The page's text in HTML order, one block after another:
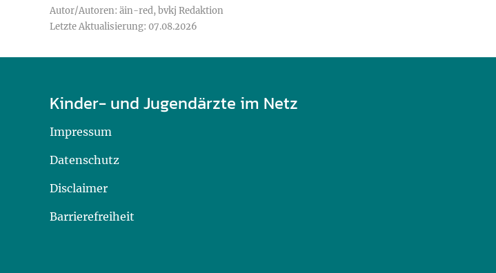
Autor/Autoren: äin-red, bvkj Redaktion
Letzte Aktualisierung: 07.08.2026
Kinder- und Jugendärzte im Netz
Impressum
Datenschutz
Disclaimer
Barrierefreiheit